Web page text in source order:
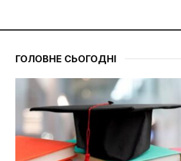
ГОЛОВНЕ СЬОГОДНІ